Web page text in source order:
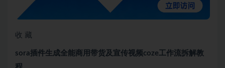
收 藏
sora插件生成全能商用带货及宣传视频coze工作流拆解教